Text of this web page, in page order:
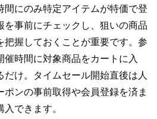
間にのみ特定アイテムが特価で登
を事前にチェックし、狙いの商品
把握しておくことが重要です。参
催時間に対象商品をカートに入
け。タイムセール開始直後は人
ンの事前取得や会員登録を済ま
できます。